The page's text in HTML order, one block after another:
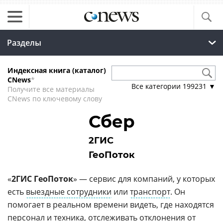
Разделы
Индексная книга (каталог)
CNews*
Получите все материалы
CNews по ключевому слову
Все категории 199231 ▼
Сбер
2ГИС
ГеоПоток
«2ГИС ГеоПоток» — сервис для компаний, у которых
есть выездные сотрудники или транспорт. Он
помогает в реальном времени видеть, где находятся
персонал и техника, отслеживать отклонения от